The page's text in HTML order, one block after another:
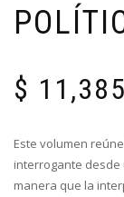
$
Este volumen
interrogante desde
manera que la